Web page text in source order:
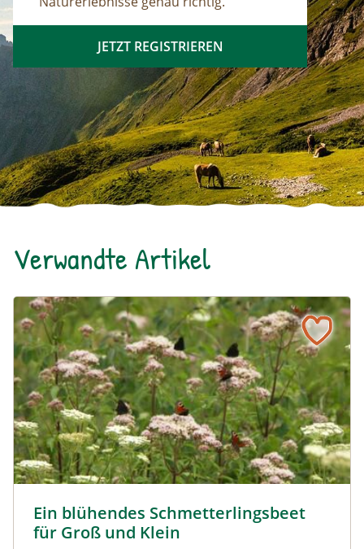
JETZT REGISTRIEREN
Verwandte Artikel
Ein blühendes Schmetterlingsbeet
für Groß und Klein
Ein blühendes Schmetterlingsbeet für Groß und Klein